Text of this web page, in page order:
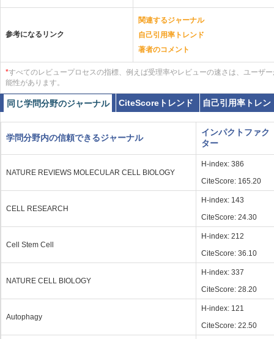
参考になるリンク
関連するジャーナル
自己引用率トレンド
著者のコメント
*すべてのレビュープロセスの指標、例えば受理率やレビューの速さは、ユーザ
能性があります。
同じ学問分野のジャーナル CiteScoreトレンド 自己引用率トレン
学問分野内の信頼できるジャーナル
インパクトファク
ター
NATURE REVIEWS MOLECULAR CELL BIOLOGY
H-index: 386
CiteScore: 165.20
CELL RESEARCH
H-index: 143
CiteScore: 24.30
Cell Stem Cell
H-index: 212
CiteScore: 36.10
NATURE CELL BIOLOGY
H-index: 337
CiteScore: 28.20
Autophagy
H-index: 121
CiteScore: 22.50